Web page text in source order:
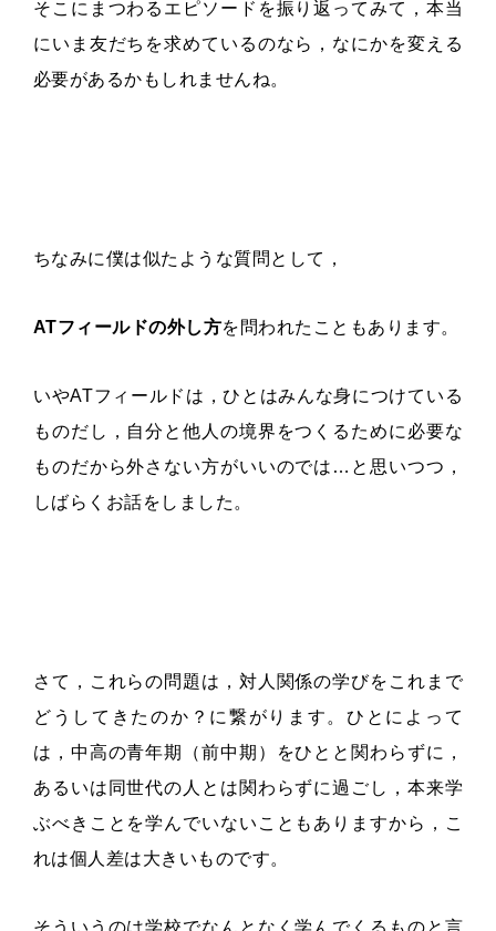
そこにまつわるエピソードを振り返ってみて，本当
にいま友だちを求めているのなら，なにかを変える
必要があるかもしれませんね。
ちなみに僕は似たような質問として，
ATフィールドの外し方を問われたこともあります。
いやATフィールドは，ひとはみんな身につけている
ものだし，自分と他人の境界をつくるために必要な
ものだから外さない方がいいのでは…と思いつつ，
しばらくお話をしました。
さて，これらの問題は，対人関係の学びをこれまで
どうしてきたのか？に繋がります。ひとによって
は，中高の青年期（前中期）をひとと関わらずに，
あるいは同世代の人とは関わらずに過ごし，本来学
ぶべきことを学んでいないこともありますから，こ
れは個人差は大きいものです。
そういうのは学校でなんとなく学んでくるものと言